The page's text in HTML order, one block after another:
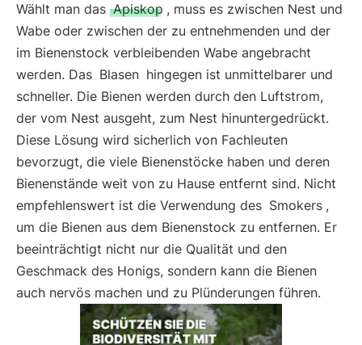
Wählt man das Apiskop , muss es zwischen Nest und
Wabe oder zwischen der zu entnehmenden und der
im Bienenstock verbleibenden Wabe angebracht
werden. Das Blasen hingegen ist unmittelbarer und
schneller. Die Bienen werden durch den Luftstrom,
der vom Nest ausgeht, zum Nest hinuntergedrückt.
Diese Lösung wird sicherlich von Fachleuten
bevorzugt, die viele Bienenstöcke haben und deren
Bienenstände weit von zu Hause entfernt sind. Nicht
empfehlenswert ist die Verwendung des Smokers ,
um die Bienen aus dem Bienenstock zu entfernen. Er
beeinträchtigt nicht nur die Qualität und den
Geschmack des Honigs, sondern kann die Bienen
auch nervös machen und zu Plünderungen führen.